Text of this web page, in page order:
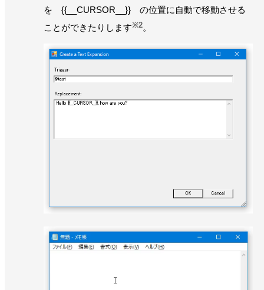
を {{__CURSOR__}} の位置に自動で移動させる
ことができたりします※2。